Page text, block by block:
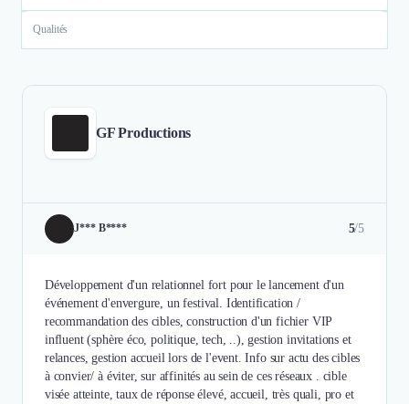
Qualités
GF Productions
J*** B**** 5/5
Développement d'un relationnel fort pour le lancement d'un
événement d'envergure, un festival. Identification /
recommandation des cibles, construction d'un fichier VIP
influent (sphère éco, politique, tech, ..), gestion invitations et
relances, gestion accueil lors de l'event. Info sur actu des cibles
à convier/ à éviter, sur affinités au sein de ces réseaux . cible
visée atteinte, taux de réponse élevé, accueil, très quali, pro et